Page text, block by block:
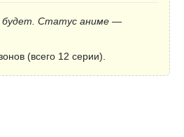
будет. Статус аниме —
(всего 12 серии).